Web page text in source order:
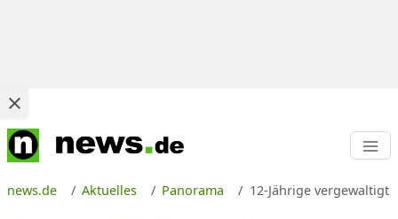
news.de Aktuelles Panorama 12-Jährige vergewaltigt